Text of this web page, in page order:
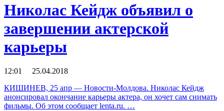
Николас Кейдж объявил о
завершении актерской
карьеры
12:01 25.04.2018
КИШИНЕВ, 25 апр — Новости-Молдова. Николас Кейдж
анонсировал окончание карьеры актера, он хочет сам снимать
фильмы. Об этом сообщает lenta.ru. …